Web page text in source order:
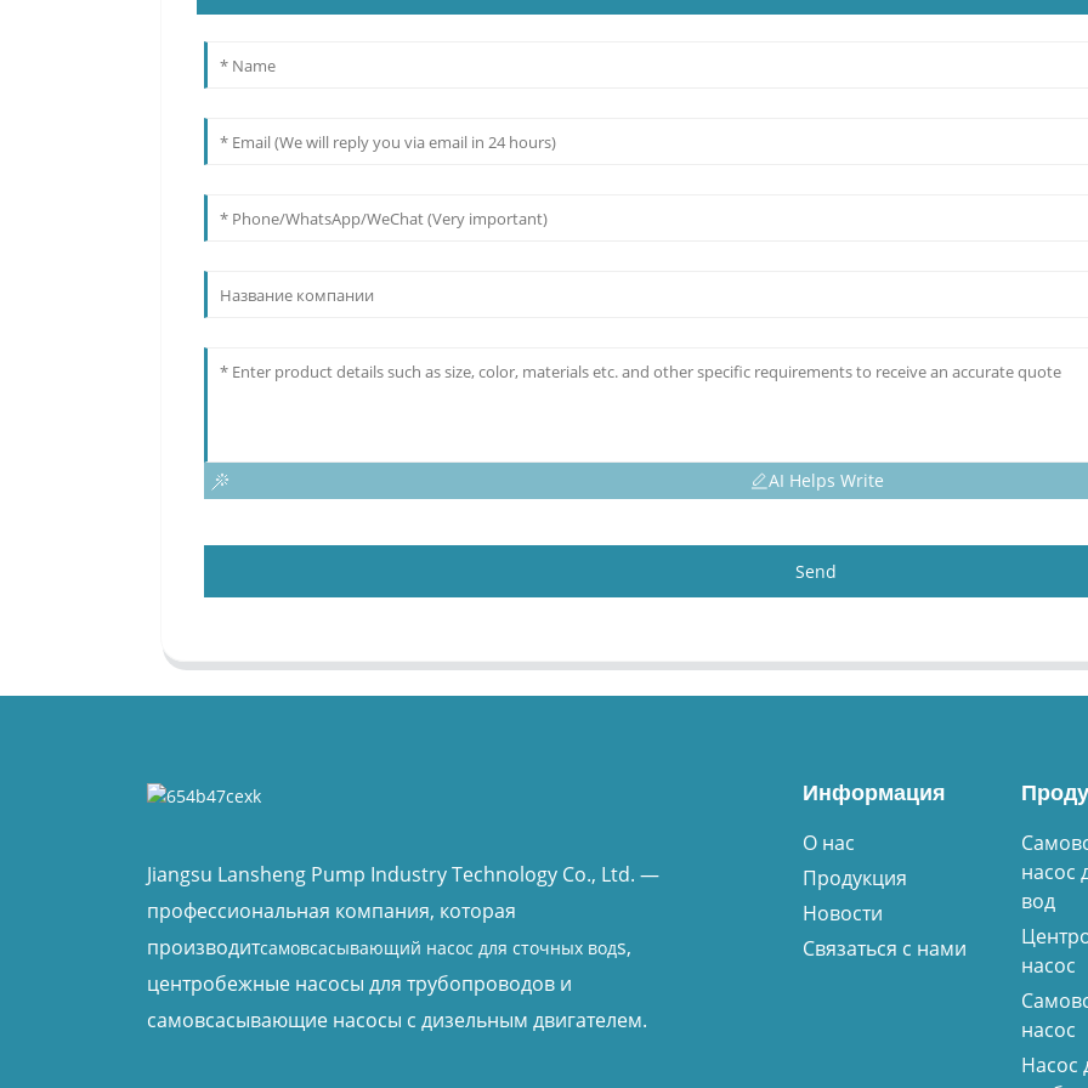
AI Helps Write
Send
Jiangsu Lansheng Pump Industry Technology Co., Ltd. —
профессиональная компания, которая
производитсамовсасывающий насос для сточных водs,
центробежные насосы для трубопроводов и
самовсасывающие насосы с дизельным двигателем.
Информация
О нас
Продукция
Новости
Связаться с нами
насос
вод
насос
насос
Насос